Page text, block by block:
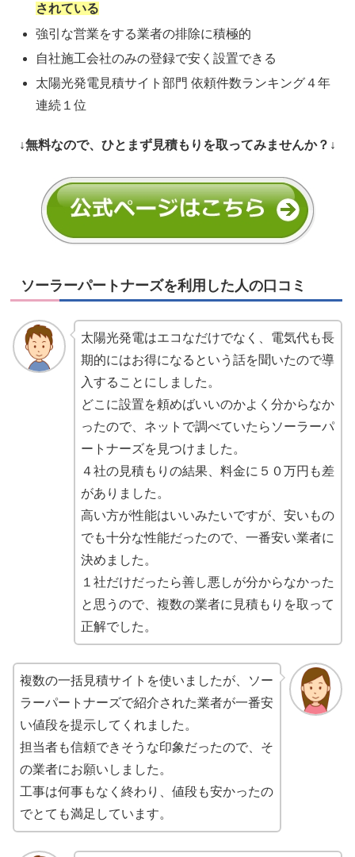
されている
強引な営業をする業者の排除に積極的
自社施工会社のみの登録で安く設置できる
太陽光発電見積サイト部門 依頼件数ランキング４年
連続１位
↓無料なので、ひとまず見積もりを取ってみませんか？↓
ソーラーパートナーズを利用した人の口コミ
太陽光発電はエコなだけでなく、電気代も長
期的にはお得になるという話を聞いたので導
入することにしました。
どこに設置を頼めばいいのかよく分からなか
ったので、ネットで調べていたらソーラーパ
ートナーズを見つけました。
４社の見積もりの結果、料金に５０万円も差
がありました。
高い方が性能はいいみたいですが、安いもの
でも十分な性能だったので、一番安い業者に
決めました。
１社だけだったら善し悪しが分からなかった
と思うので、複数の業者に見積もりを取って
正解でした。
複数の一括見積サイトを使いましたが、ソー
ラーパートナーズで紹介された業者が一番安
い値段を提示してくれました。
担当者も信頼できそうな印象だったので、そ
の業者にお願いしました。
工事は何事もなく終わり、値段も安かったの
でとても満足しています。